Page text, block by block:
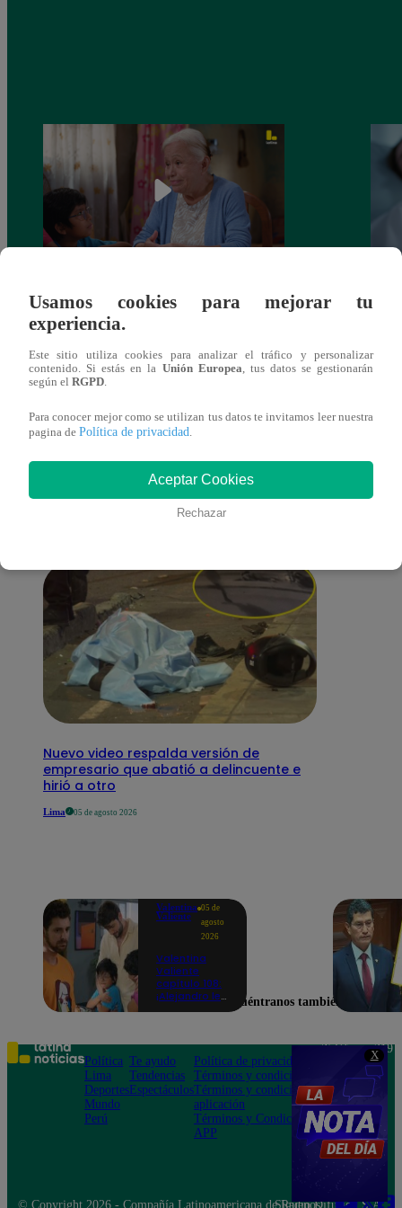
X
Valentina Valiente capítulo 43: ¡Dolores
toma una difícil decisión por el futuro de
sus nietos!
También te puede
interesar
Nuevo video respalda versión de
empresario que abatió a delincuente e
hirió a otro
Lima 05 de agosto 2026
Valentina
Valiente
05 de
agosto
2026
Valentina
Valiente
capítulo 108:
¡Alejandro le
estará para
ellos, pase lo
que pase con
Valentina!
Usamos cookies para mejorar tu
experiencia.
Este sitio utiliza cookies para analizar el tráfico y personalizar
contenido. Si estás en la Unión Europea, tus datos se gestionarán
según el RGPD.
Para conocer mejor como se utilizan tus datos te invitamos leer nuestra
pagina de Política de privacidad.
Aceptar Cookies
Rechazar
Encuéntranos también en
Política
Lima
Deportes
Mundo
Perú
Te ayudo
Tendencias
Espectáculos
Política de privacidad
Términos y condiciones
Términos y condiciones
aplicación
Términos y Condiciones
APP
Teléfono: 219
Av. San
Felipe 968
Jesús María
© Copyright 2026 - Compañía Latinoamericana de Radio Difusión S.A.
Síguenos